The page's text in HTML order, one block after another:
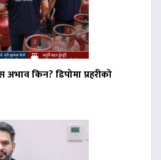
किन? डिपोमा प्रहरीको